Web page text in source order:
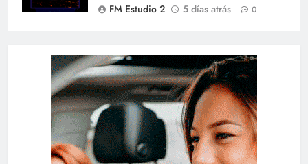
FM Estudio 2
5 días atrás 0